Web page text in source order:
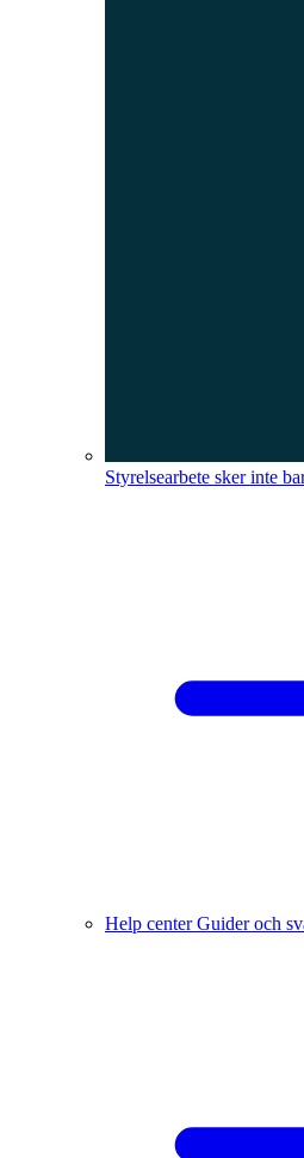
Styrelsearbete sker inte
Help centerGuider och